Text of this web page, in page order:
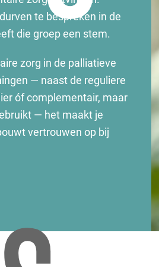
te bespreken in de
die groep een stem.
zorg in de palliatieve
— naast de reguliere
óf complementair, maar
— het maakt je
vertrouwen op bij